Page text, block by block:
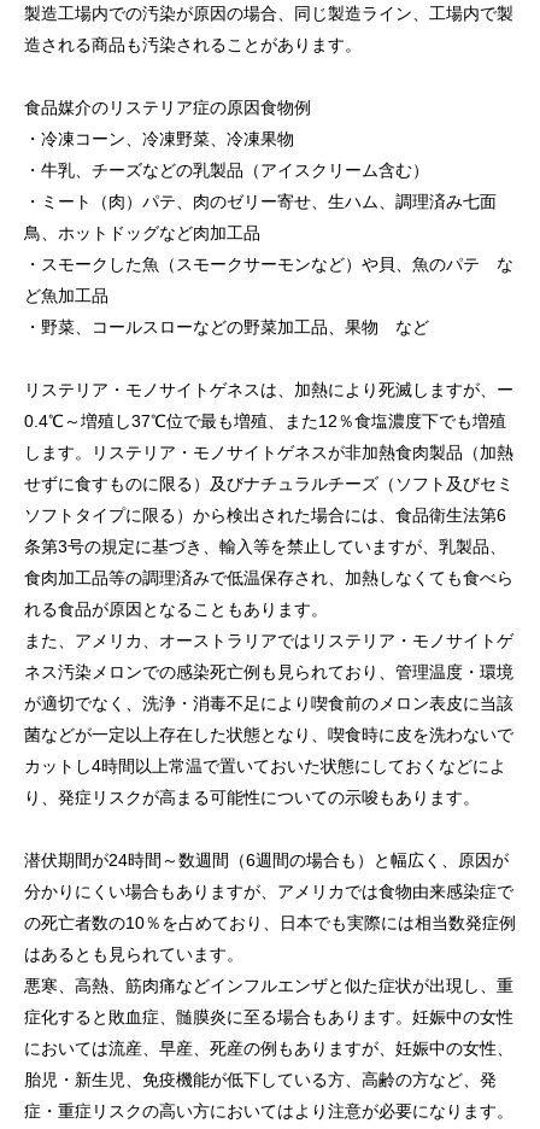
製造工場内での汚染が原因の場合、同じ製造ライン、工場内で製
造される商品も汚染されることがあります。
食品媒介のリステリア症の原因食物例
・冷凍コーン、冷凍野菜、冷凍果物
・牛乳、チーズなどの乳製品（アイスクリーム含む）
・ミート（肉）パテ、肉のゼリー寄せ、生ハム、調理済み七面
鳥、ホットドッグなど肉加工品
・スモークした魚（スモークサーモンなど）や貝、魚のパテ な
ど魚加工品
・野菜、コールスローなどの野菜加工品、果物 など
リステリア・モノサイトゲネスは、加熱により死滅しますが、ー
0.4℃～増殖し37℃位で最も増殖、また12％食塩濃度下でも増殖
します。リステリア・モノサイトゲネスが非加熱食肉製品（加熱
せずに食すものに限る）及びナチュラルチーズ（ソフト及びセミ
ソフトタイプに限る）から検出された場合には、食品衛生法第6
条第3号の規定に基づき、輸入等を禁止していますが、乳製品、
食肉加工品等の調理済みで低温保存され、加熱しなくても食べら
れる食品が原因となることもあります。
また、アメリカ、オーストラリアではリステリア・モノサイトゲ
ネス汚染メロンでの感染死亡例も見られており、管理温度・環境
が適切でなく、洗浄・消毒不足により喫食前のメロン表皮に当該
菌などが一定以上存在した状態となり、喫食時に皮を洗わないで
カットし4時間以上常温で置いておいた状態にしておくなどによ
り、発症リスクが高まる可能性についての示唆もあります。
潜伏期間が24時間～数週間（6週間の場合も）と幅広く、原因が
分かりにくい場合もありますが、アメリカでは食物由来感染症で
の死亡者数の10％を占めており、日本でも実際には相当数発症例
はあるとも見られています。
悪寒、高熱、筋肉痛などインフルエンザと似た症状が出現し、重
症化すると敗血症、髄膜炎に至る場合もあります。妊娠中の女性
においては流産、早産、死産の例もありますが、妊娠中の女性、
胎児・新生児、免疫機能が低下している方、高齢の方など、発
症・重症リスクの高い方においてはより注意が必要になります。